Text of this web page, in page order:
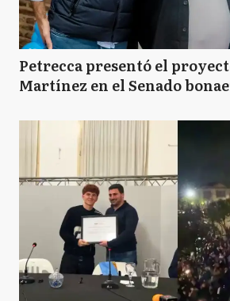
Petrecca presentó el
Martínez en el Senado